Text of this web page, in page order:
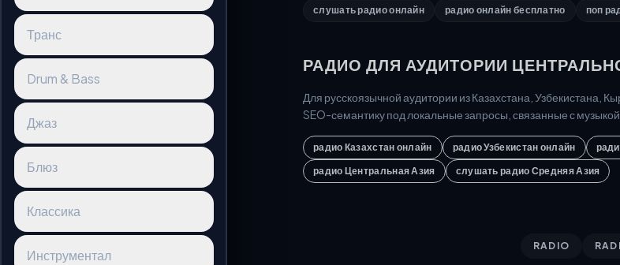
Транс
Drum & Bass
Джаз
Блюз
Классика
Инструментал
слушать радио онлайн радио онлайн бесплатно поп
РАДИО ДЛЯ АУДИТОРИИ
Для русскоязычной аудитории из Казахстана, Узбекистана,
SEO-семантику под локальные запросы, связанные с
радио Казахстан онлайн радио Узбекистан онлайн
радио Центральная Азия
слушать радио Средняя Азия
RADIO